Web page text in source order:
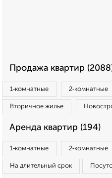
Продажа квартир
1‑комнатные 2‑комнатные
Вторичное жилье
Аренда квартир (194)
1‑комнатные 2‑комнатные
На длительный срок